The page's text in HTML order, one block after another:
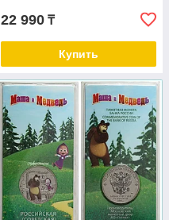
22 990 ₸
Купить